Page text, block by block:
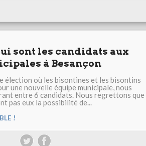
sont les candidats aux
à Besançon
élection où les bisontines et les bisontins
une nouvelle équipe municipale, nous
entre 6 candidats. Nous regrettons que
pas eux la possibilité de...
!